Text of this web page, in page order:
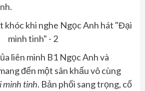
liên minh B1 Ngọc Anh và
đến một sân khấu vô cùng
tinh. Bản phối sang trọng, cổ